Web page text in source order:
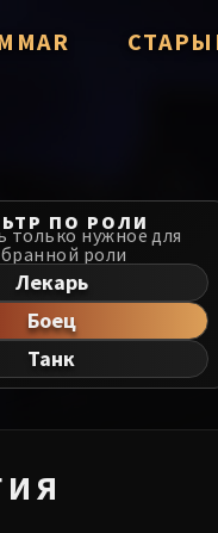
MSV /
Dragon
ПО РОЛИ
только нужное для
роли
Лекарь
Боец
Танк